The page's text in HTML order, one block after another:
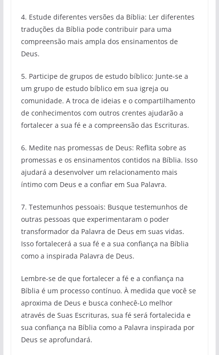
4. Estude diferentes versões da Bíblia: Ler diferentes
traduções da Bíblia pode contribuir para uma
compreensão mais ampla dos ensinamentos de
Deus.
5. Participe de grupos de estudo bíblico: Junte-se a
um grupo de estudo bíblico em sua igreja ou
comunidade. A troca de ideias e o compartilhamento
de conhecimentos com outros crentes ajudarão a
fortalecer a sua fé e a compreensão das Escrituras.
6. Medite nas promessas de Deus: Reflita sobre as
promessas e os ensinamentos contidos na Bíblia. Isso
ajudará a desenvolver um relacionamento mais
íntimo com Deus e a confiar em Sua Palavra.
7. Testemunhos pessoais: Busque testemunhos de
outras pessoas que experimentaram o poder
transformador da Palavra de Deus em suas vidas.
Isso fortalecerá a sua fé e a sua confiança na Bíblia
como a inspirada Palavra de Deus.
Lembre-se de que fortalecer a fé e a confiança na
Bíblia é um processo contínuo. À medida que você se
aproxima de Deus e busca conhecê-Lo melhor
através de Suas Escrituras, sua fé será fortalecida e
sua confiança na Bíblia como a Palavra inspirada por
Deus se aprofundará.